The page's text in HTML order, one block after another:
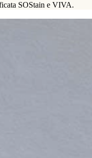
SOStain e VIVA.